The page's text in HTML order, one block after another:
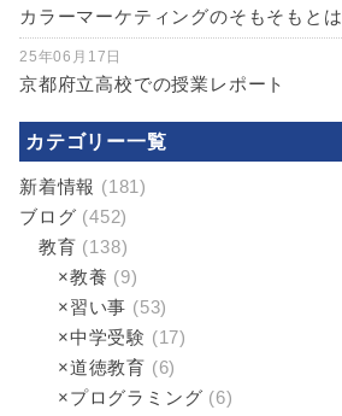
カラーマーケティングのそもそもとは
25年06月17日
京都府立高校での授業レポート
カテゴリー一覧
新着情報 (181)
ブログ (452)
教育 (138)
×教養 (9)
×習い事 (53)
×中学受験 (17)
×道徳教育 (6)
×プログラミング (6)